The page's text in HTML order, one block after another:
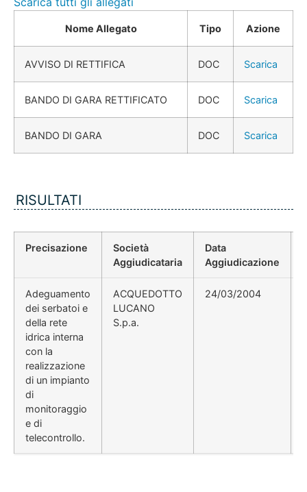
Nome Allegato Tipo Azione
AVVISO DI RETTIFICA DOC Scarica
BANDO DI GARA RETTIFICATO DOC Scarica
BANDO DI GARA DOC Scarica
RISULTATI
Precisazione
Società
Aggiudicataria
Data
Aggiudicazione
Adeguamento
dei serbatoi e
della rete
idrica interna
con la
realizzazione
di un impianto
di
monitoraggio
e di
telecontrollo.
ACQUEDOTTO
LUCANO
S.p.a.
24/03/2004